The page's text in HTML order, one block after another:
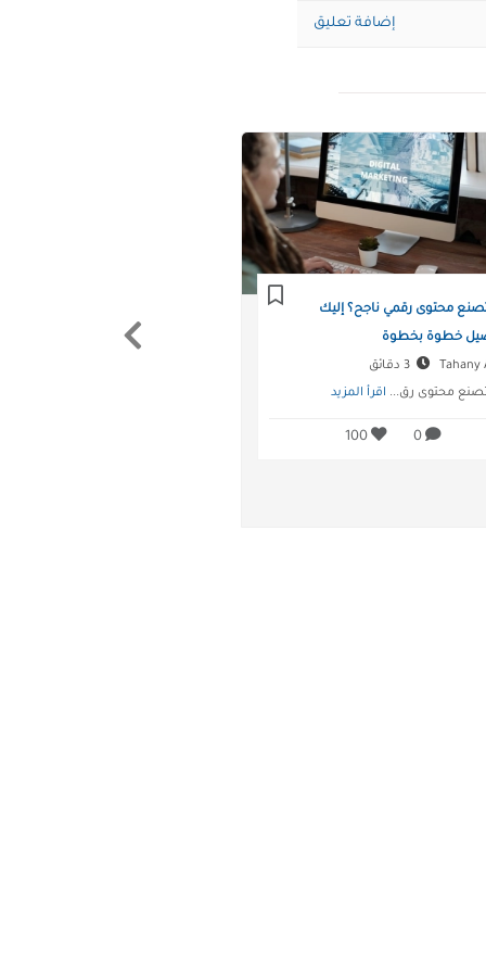
إضافة تعليق
محتوى رقمي ناجح؟ إليك
خطوة بخطوة
محتوى رق... اقرأ المزيد
0
100
Previous